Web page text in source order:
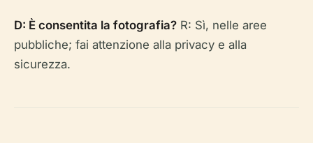
D: È consentita la fotografia? R: Sì, nelle aree
pubbliche; fai attenzione alla privacy e alla
sicurezza.